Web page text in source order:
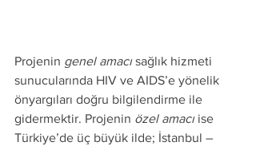
Projenin genel amacı sağlık hizmeti
sunucularında HIV ve AIDS’e yönelik
önyargıları doğru bilgilendirme ile
gidermektir. Projenin özel amacı ise
Türkiye’de üç büyük ilde; İstanbul –